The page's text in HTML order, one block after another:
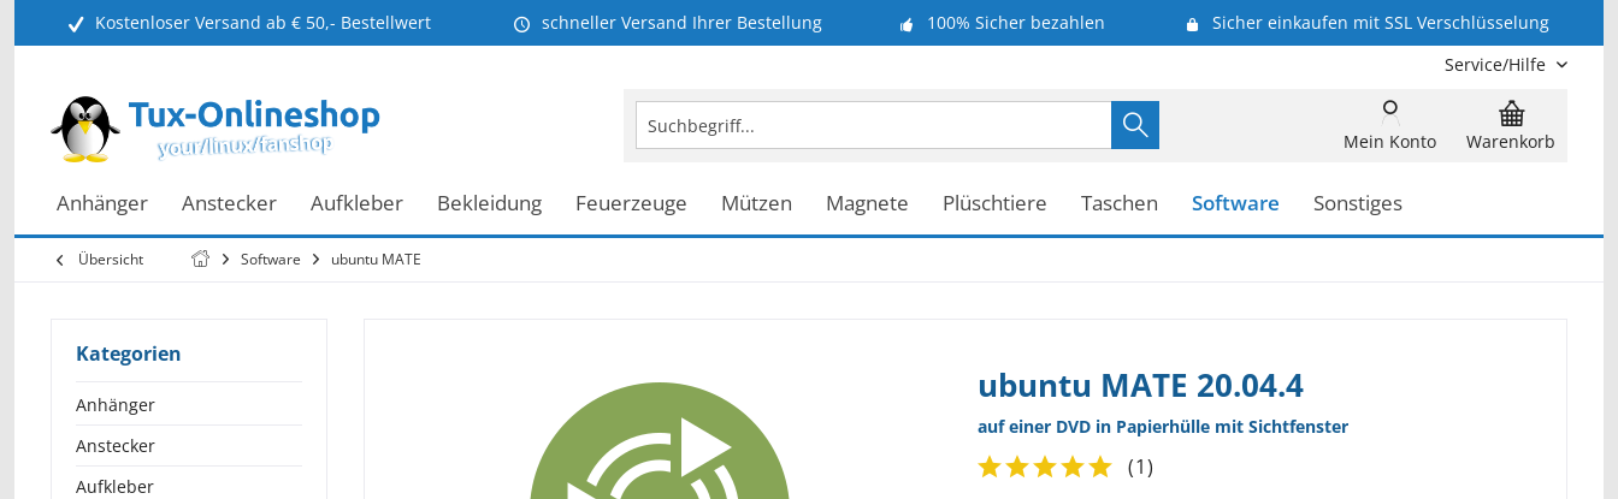
Kostenloser Versand ab € 50,- Bestellwert schneller Versand Ihrer Bestellung 100% Sicher bezahlen
Sicher einkaufen mit SSL Verschlüsselung
Service/Hilfe
Warenkorb
Mein Konto
Anhänger Anstecker Aufkleber Bekleidung Feuerzeuge Mützen Magnete Plüschtiere Taschen Software Sonstiges
Übersicht Software ubuntu MATE
Kategorien
Anhänger
Anstecker
Aufkleber
ubuntu MATE 20.04.4
auf einer DVD in Papierhülle mit Sichtfenster
(1)